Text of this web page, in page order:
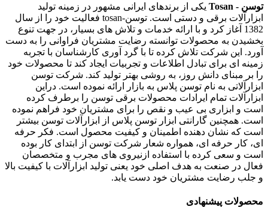
توسن - Tosan
یکی از برندهای ایرانی مشهور در زمینه تولید
ابزارآلات برقی و دستی است. توسن-tosan فعالیت خود را از سال
1382 آغاز کرد و با ارائه خدمات و تلاش های بسیار، در جهت تنوع
بخشیدن به محصولات توانسته رضایت مشتریان فراوانی را به دست
آورد. این شرکت تلاش کرده تا با گرد آوری کارشناسان با تجربه
زمینه ای برای تبادل اطلاعات و تجربیات ایجاد کند تا محصولات خود
را بر مبنای دانش روز، به روشی بهتر تولید کند. شرکت توسن
ابزارآلاتی به نام توسن پلاس به بازار ارائه نموده است. دراین
ابزارآلات تمام ایرادات محصولات برقی توسن را برطرف کرده
است و ابزاری بی عیب و نقص را برای مشتریان خود فراهم نموده
است. همچنین گارانتی ابزار توسن پلاس از ابزارآلات توسن بیشتر
است که نشان دهنده اطمینان و کیفیت محصول است. فکر حرفه
ای، کار حرفه ای، همواره شعار شرکت توسن از ابتدای کار بوده
است و سعی کرده با استفاده ازنیروی های مجرب و متخصصان
فعال در صنعت به هدف اصلی خود یعنی تولید ابزارآلات با کیفیت بالا
و جلب رضایت مشتریان خود دست یابد.
محصولات پیشنهادی